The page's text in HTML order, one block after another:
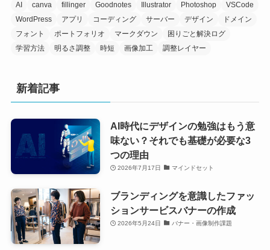
AI canva fillinger Goodnotes Illustrator Photoshop
VSCode
WordPress
アプリ コーディング サーバー デザイン
ドメイン
フォント
ポートフォリオ マークダウン
困りごと解決ログ
学習方法
明るさ調整 時短 画像加工 調整レイヤー
新着記事
AI時代にデザインの勉強はもう意
味ない？それでも基礎が必要な3
つの理由
2026年7月17日 マインドセット
ブランディングを意識したファッ
ションサービスバナーの作成
2026年5月24日 バナー・画像制作課題